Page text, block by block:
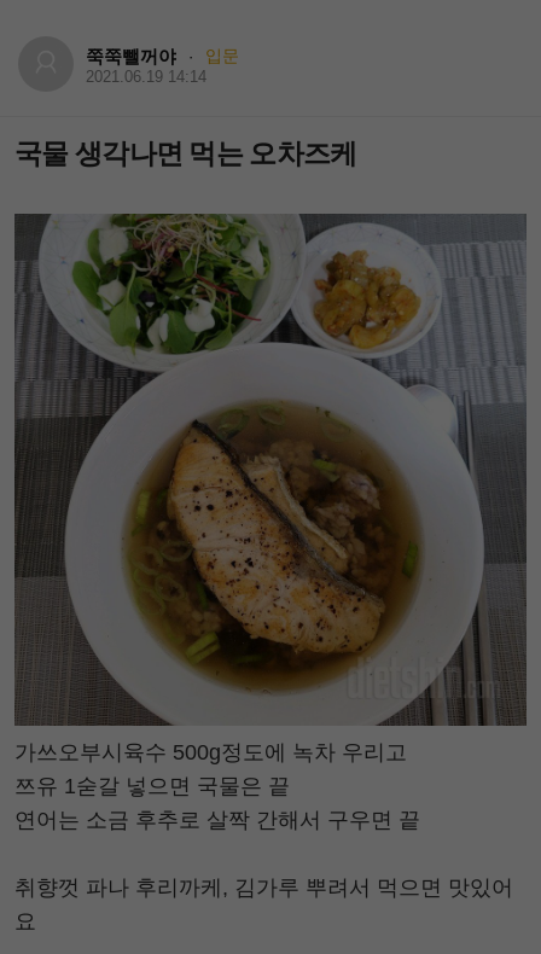
쭉쭉뺄꺼야 · 입문
2021.06.19 14:14
국물 생각나면 먹는 오차즈케
가쓰오부시육수 500g정도에 녹차 우리고
쯔유 1숟갈 넣으면 국물은 끝
연어는 소금 후추로 살짝 간해서 구우면 끝
취향껏 파나 후리까케, 김가루 뿌려서 먹으면 맛있어
요